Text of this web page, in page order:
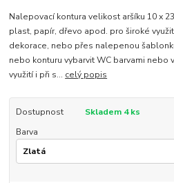
Nalepovací kontura velikost aršíku 10 x
plast, papír, dřevo apod. pro široké
dekorace, nebo přes nalepenou
nebo konturu vybarvit WC barvami nebo
využití i při s... celý popis
Dostupnost
Skladem 4 ks
Barva